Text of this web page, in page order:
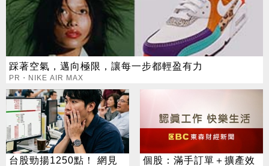
踩著空氣，邁向極限，讓每一步都輕盈有力
PR・NIKE AIR MAX
台股勁揚1250點！ 網見
個股：滿手訂單＋擴產效